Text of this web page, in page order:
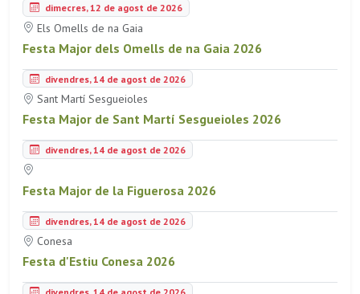
dimecres, 12 de agost de 2026
Els Omells de na Gaia
Festa Major dels Omells de na Gaia 2026
divendres, 14 de agost de 2026
Sant Martí Sesgueioles
Festa Major de Sant Martí Sesgueioles 2026
divendres, 14 de agost de 2026
Festa Major de la Figuerosa 2026
divendres, 14 de agost de 2026
Conesa
Festa d'Estiu Conesa 2026